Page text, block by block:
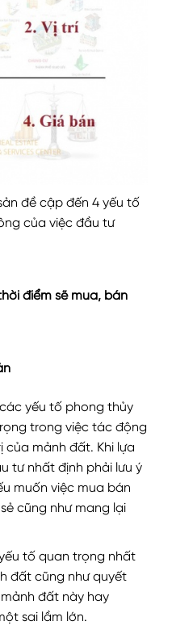
đề cập đến 4 yếu tố
của việc đầu tư
điểm sẽ mua, bán
yếu tố phong thủy
trong việc tác động
của mảnh đất. Khi lựa
tư nhất định phải lưu ý
muốn việc mua bán
cũng như mang lại
tố quan trọng nhất
đất cũng như quyết
đất này hay
sai lầm lớn.